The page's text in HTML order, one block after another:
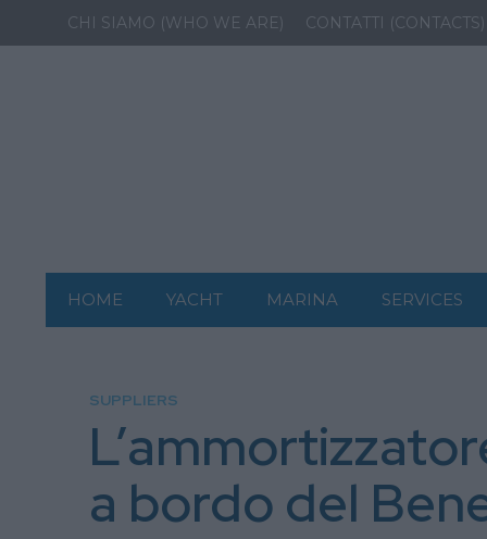
CHI SIAMO (WHO WE ARE) CONTATTI (CONTACTS)
HOME YACHT MARINA SERVICES
SUPPLIERS
a bordo del